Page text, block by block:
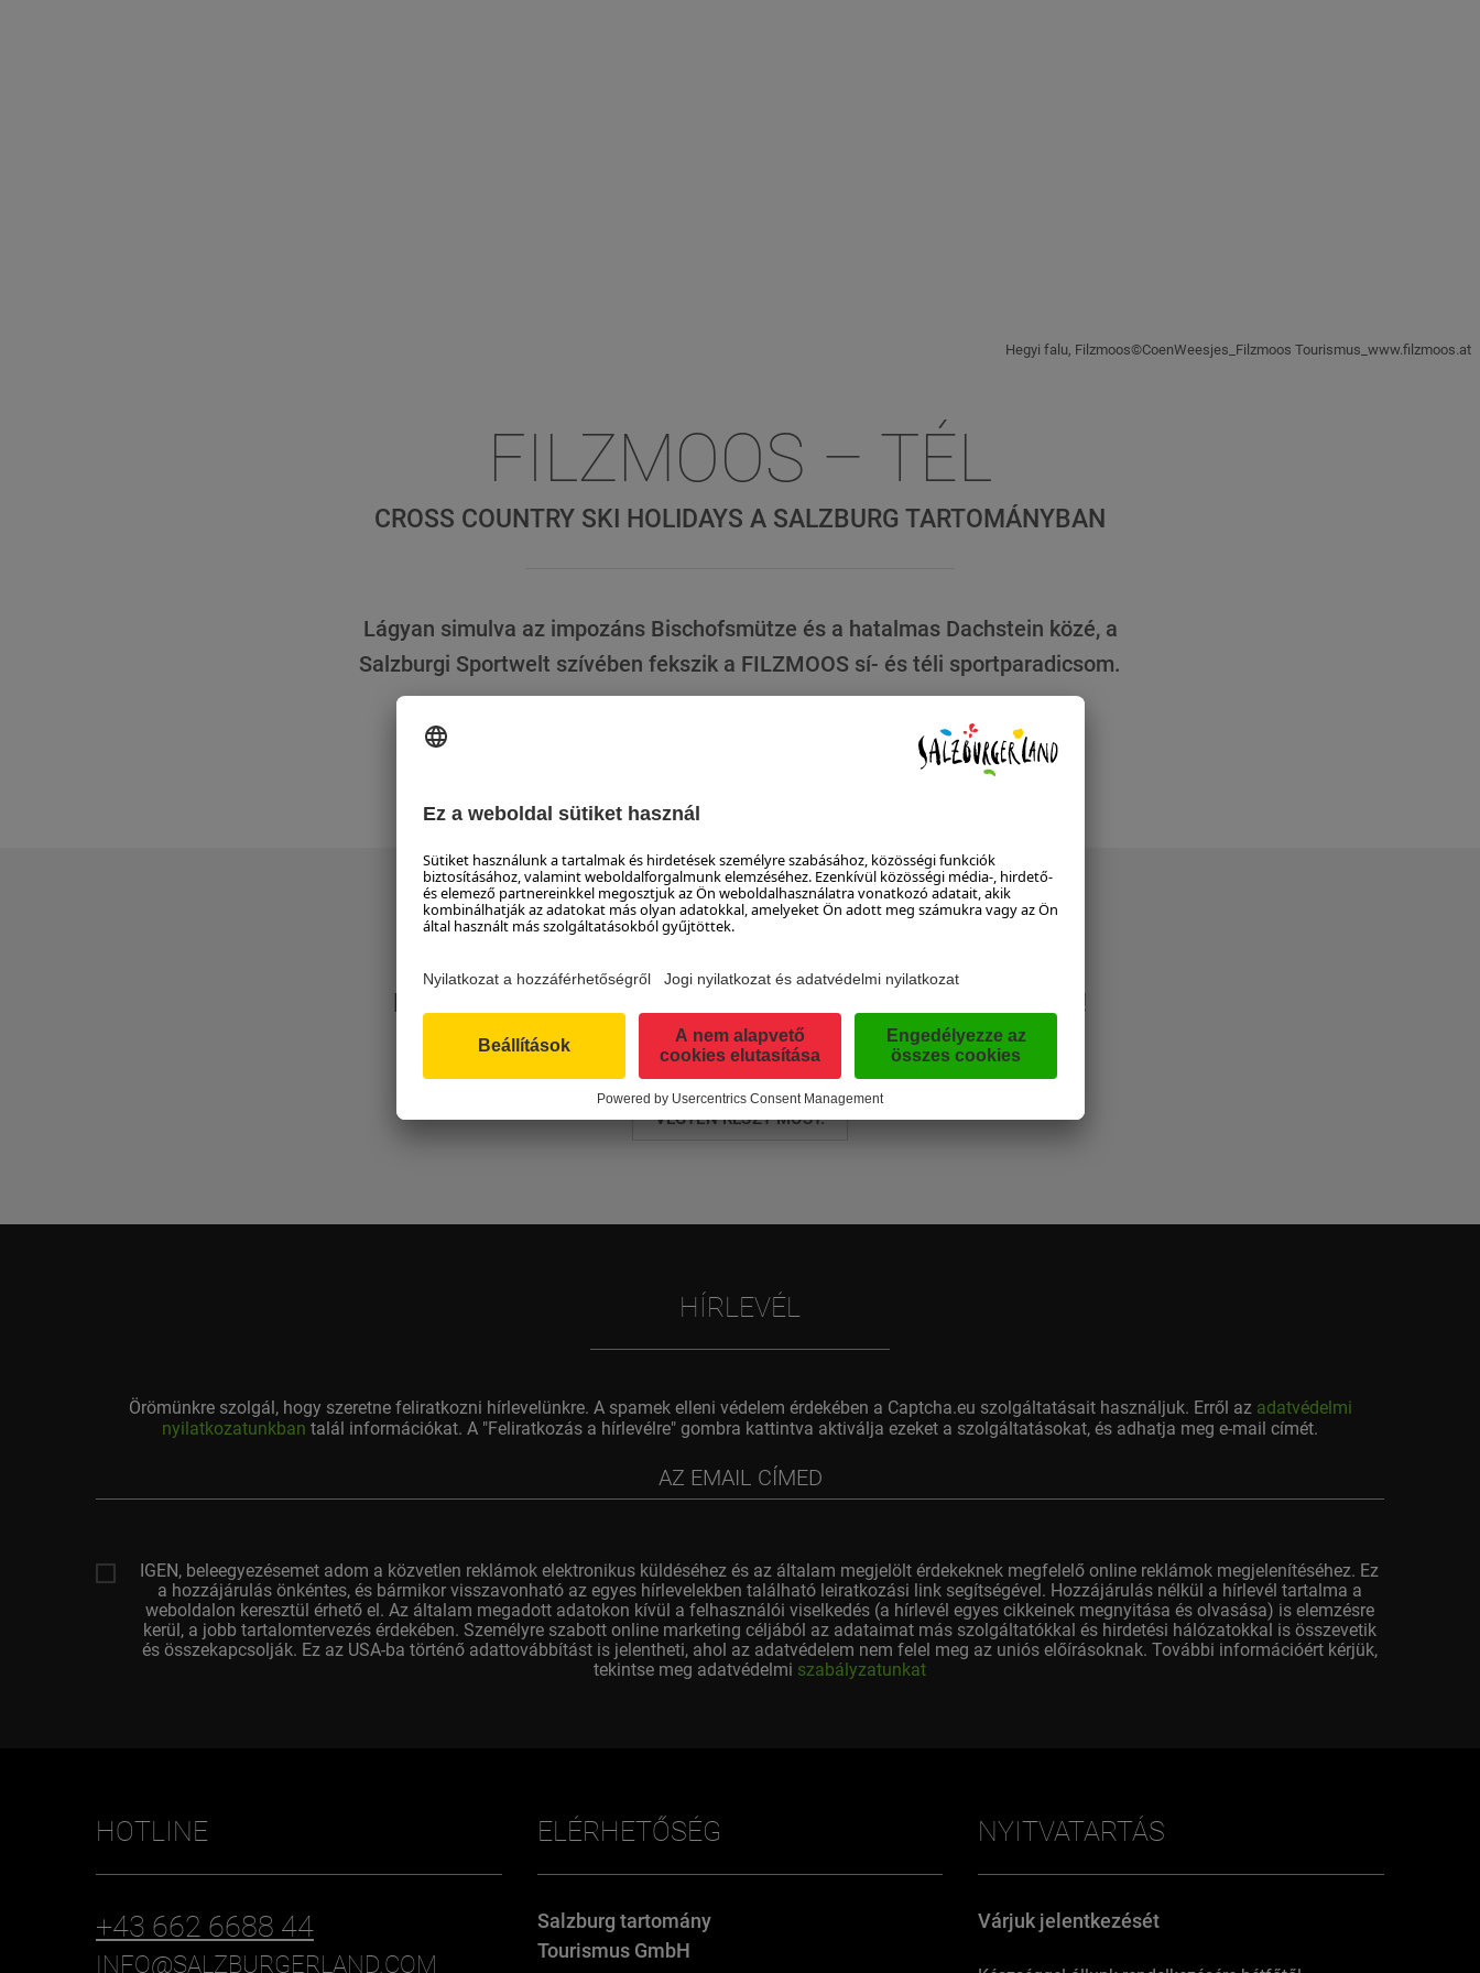
Hegyi falu, Filzmoos©CoenWeesjes_Filzmoos Tourismus_www.filzmoos.at
FILZMOOS – TÉL
CROSS COUNTRY SKI HOLIDAYS A SALZBURG TARTOMÁNYBAN
Lágyan simulva az impozáns Bischofsmütze és a hatalmas Dachstein közé, a
Salzburgi Sportwelt szívében fekszik a FILZMOOS sí- és téli sportparadicsom.
ÚTI CÉL AUSZTRIA
ÉRTÉKELJEN ÉS NYERJEN KÜLÖNLEGES ÜDÜLÉSI ÉLMÉNYT!
VEGYEN RÉSZT MOST.
HÍRLEVÉL
Örömünkre szolgál, hogy szeretne feliratkozni hírlevelünkre. A spamek elleni védelem érdekében a Captcha.eu szolgáltatásait használjuk. Erről az adatvédelmi
nyilatkozatunkban talál információkat. A "Feliratkozás a hírlevélre" gombra kattintva aktiválja ezeket a szolgáltatásokat, és adhatja meg e-mail címét.
címed
IGEN, beleegyezésemet adom a közvetlen reklámok elektronikus küldéséhez és az általam megjelölt érdekeknek megfelelő online reklámok megjelenítéséhez. Ez
a hozzájárulás önkéntes, és bármikor visszavonható az egyes hírlevelekben található leiratkozási link segítségével. Hozzájárulás nélkül a hírlevél tartalma a
weboldalon keresztül érhető el. Az általam megadott adatokon kívül a felhasználói viselkedés (a hírlevél egyes cikkeinek megnyitása és olvasása) is elemzésre
kerül, a jobb tartalomtervezés érdekében. Személyre szabott online marketing céljából az adataimat más szolgáltatókkal és hirdetési hálózatokkal is összevetik
és összekapcsolják. Ez az USA-ba történő adattovábbítást is jelentheti, ahol az adatvédelem nem felel meg az uniós előírásoknak. További információért kérjük,
tekintse meg adatvédelmi szabályzatunkat
HOTLINE
+43 662 6688 44
INFO@SALZBURGERLAND.COM
ELÉRHETŐSÉG
Salzburg tartomány
Tourismus GmbH
NYITVATARTÁS
Várjuk jelentkezését